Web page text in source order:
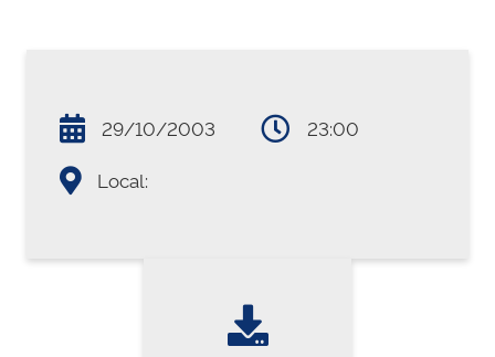
29/10/2003 23:00
Local: